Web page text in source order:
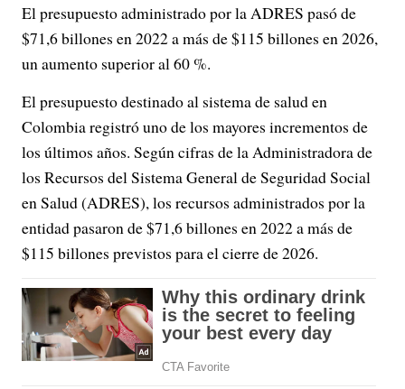
El presupuesto administrado por la ADRES pasó de
$71,6 billones en 2022 a más de $115 billones en 2026,
un aumento superior al 60 %.
El presupuesto destinado al sistema de salud en
Colombia registró uno de los mayores incrementos de
los últimos años. Según cifras de la Administradora de
los Recursos del Sistema General de Seguridad Social
en Salud (ADRES), los recursos administrados por la
entidad pasaron de $71,6 billones en 2022 a más de
$115 billones previstos para el cierre de 2026.